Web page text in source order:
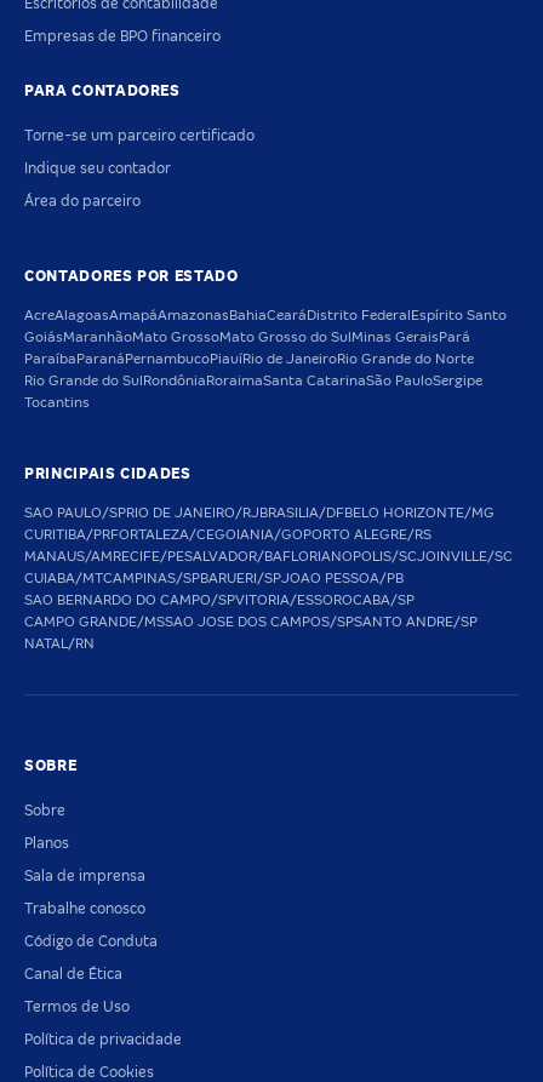
Escritórios de contabilidade
Empresas de BPO financeiro
PARA CONTADORES
Torne-se um parceiro certificado
Indique seu contador
Área do parceiro
CONTADORES POR ESTADO
AcreAlagoasAmapáAmazonas BahiaCeará Distrito Federal Espírito Santo
GoiásMaranhãoMato GrossoMato Grosso do Sul Minas Gerais Pará
Paraíba Paraná PernambucoPiauíRio de JaneiroRio Grande do Norte
Rio Grande do Sul Rondônia RoraimaSanta CatarinaSão PauloSergipe
Tocantins
PRINCIPAIS CIDADES
SAO PAULO/SPRIO DE JANEIRO/RJBRASILIA/DFBELO HORIZONTE/MG
CURITIBA/PRFORTALEZA/CEGOIANIA/GOPORTO ALEGRE/RS
MANAUS/AMRECIFE/PESALVADOR/BAFLORIANOPOLIS/SCJOINVILLE/SC
CUIABA/MTCAMPINAS/SPBARUERI/SPJOAO PESSOA/PB
SAO BERNARDO DO CAMPO/SPVITORIA/ESSOROCABA/SP
CAMPO GRANDE/MSSAO JOSE DOS CAMPOS/SPSANTO ANDRE/SP
NATAL/RN
SOBRE
Sobre
Planos
Sala de imprensa
Trabalhe conosco
Código de Conduta
Canal de Ética
Termos de Uso
Política de privacidade
Política de Cookies